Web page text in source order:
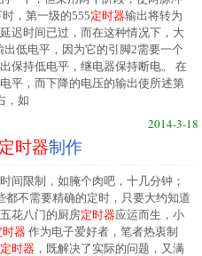
，第一级的555定时器输出将转为
迟时间已过，而在这种情况下，大
出低电平，因为它的引脚2需要一个
保持低电平，继电器保持断电。 在
平，而下降的电压的输出使所述第
，如
2014-3-18
定时器制作
间限制，如腌个肉吧，十几分钟；
不需要精确的定时，只要大约知道
花八门的厨房定时器应运而生，小
时器 作为电子爱好者，笔者热衷制
定时器 ，既解决了实际的问题，又满